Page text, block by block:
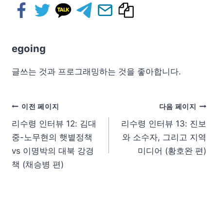
egoing
글쓰는 것과 프로그래밍하는 것을 좋아합니다.
이전 페이지
리수령 인터뷰 12: 김대
중-노무현의 햇볕정책
vs 이명박의 대북 강경
책 (채승병 편)
다음 페이지
리수령 인터뷰 13: 진보
와 소수자, 그리고 지역
미디어 (황호완 편)